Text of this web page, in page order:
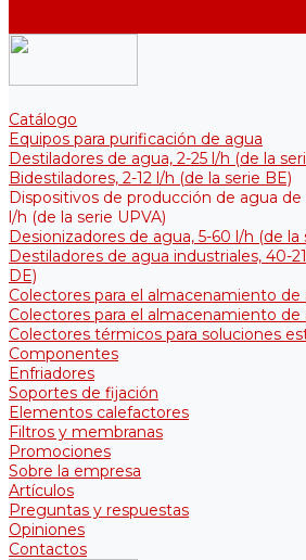
Catálogo
Equipos para purificación de agua
Destiladores de agua, 2-25 l/h (de la
Bidestiladores, 2-12 l/h (de la serie BE)
Dispositivos de producción de agua de
l/h (de la serie UPVA)
Desionizadores de agua, 5-60 l/h (de la
Destiladores de agua industriales, 40-
DE)
Colectores para el almacenamiento de
Colectores para el almacenamiento de
Colectores térmicos para soluciones
Componentes
Enfriadores
Soportes de fijación
Elementos calefactores
Filtros y membranas
Promociones
Sobre la empresa
Artículos
Preguntas y respuestas
Opiniones
Contactos